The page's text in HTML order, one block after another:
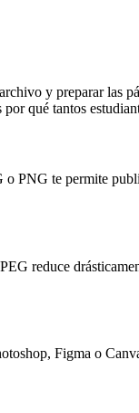
y preparar las
qué tantos
PNG te permite
reduce
Figma o